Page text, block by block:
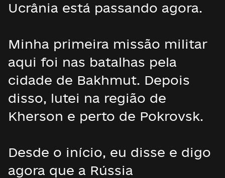
Ucrânia está passando agora.
Minha primeira missão militar
aqui foi nas batalhas pela
cidade de Bakhmut. Depois
disso, lutei na região de
Kherson e perto de Pokrovsk.
Desde o início, eu disse e digo
agora que a Rússia